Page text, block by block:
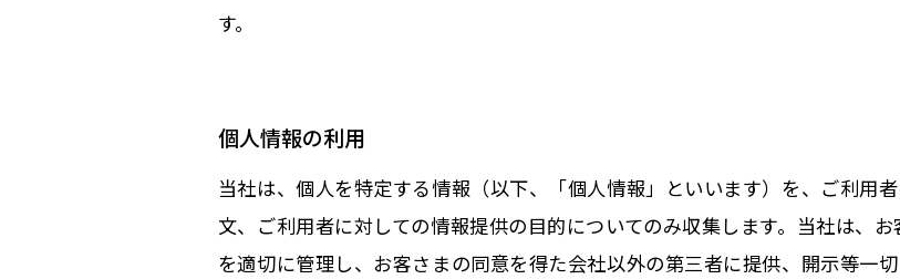
す。
個人情報の利用
当社は、個人を特定する情報（以下、「個人情報」といいます）を、ご利用
文、ご利用者に対しての情報提供の目的についてのみ収集します。当社は、
を適切に管理し、お客さまの同意を得た会社以外の第三者に提供、開示等一